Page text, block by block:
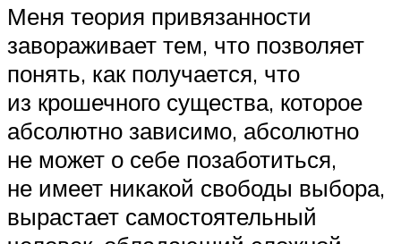
Меня теория привязанности
завораживает тем, что позволяет
понять, как получается, что
из крошечного существа, которое
абсолютно зависимо, абсолютно
не может о себе позаботиться,
не имеет никакой свободы выбора,
вырастает самостоятельный